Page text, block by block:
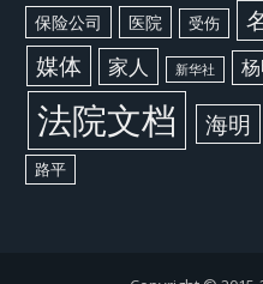
保险公司 医院 受伤
媒体 家人 新华社
法院文档 海明
路平